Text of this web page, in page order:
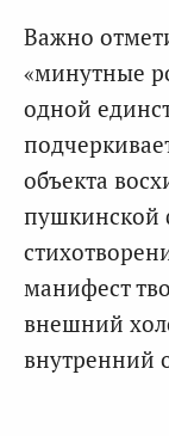
Важно
«минутные
одной
объекта
пушкинской
манифест
внешний
внутренний